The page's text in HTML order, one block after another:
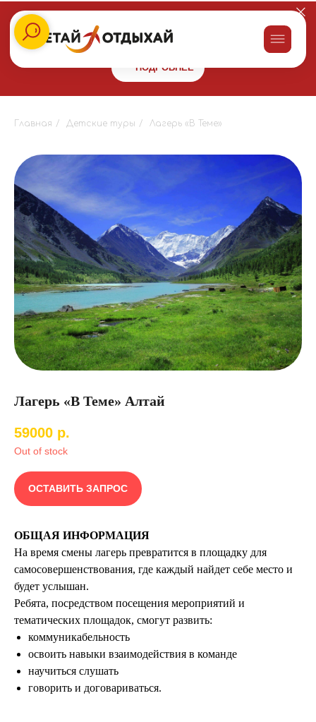
Заказывайте пироги для праздника со скидкой 10% в сети
пекарен"Машенькины пироги" и получайте бонус 10000 на
путешествие!
ПОДРОБНЕЕ
Главная / Детские туры / Лагерь «В Теме»
Лагерь «В Теме» Алтай
59000 р.
Out of stock
ОСТАВИТЬ ЗАПРОС
ОБЩАЯ ИНФОРМАЦИЯ
На время смены лагерь превратится в площадку для
самосовершенствования, где каждый найдет себе место и
будет услышан.
Ребята, посредством посещения мероприятий и
тематических площадок, смогут развить:
коммуникабельность
освоить навыки взаимодействия в команде
научиться слушать
говорить и договариваться.